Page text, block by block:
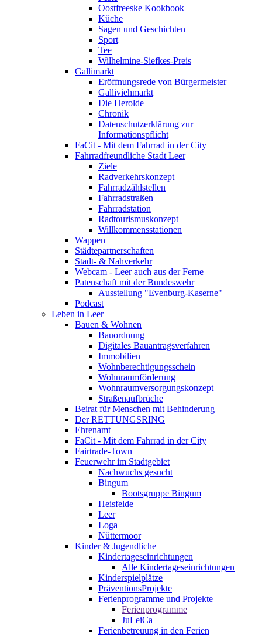
Oostfreeske Kookbook
Küche
Sagen und Geschichten
Sport
Tee
Wilhelmine-Siefkes-Preis
Gallimarkt
Eröffnungsrede von Bürgermeister
Galliviehmarkt
Die Herolde
Chronik
Datenschutzerklärung zur
Informationspflicht
FaCit - Mit dem Fahrrad in der City
Fahrradfreundliche Stadt Leer
Ziele
Radverkehrskonzept
Fahrradzählstellen
Fahrradstraßen
Fahrradstation
Radtourismuskonzept
Willkommensstationen
Wappen
Städtepartnerschaften
Stadt- & Nahverkehr
Webcam - Leer auch aus der Ferne
Patenschaft mit der Bundeswehr
Ausstellung "Evenburg-Kaserne"
Podcast
Leben in Leer
Bauen & Wohnen
Bauordnung
Digitales Bauantragsverfahren
Immobilien
Wohnberechtigungsschein
Wohnraumförderung
Wohnraumversorgungskonzept
Straßenaufbrüche
Beirat für Menschen mit Behinderung
Der RETTUNGSRING
Ehrenamt
FaCit - Mit dem Fahrrad in der City
Fairtrade-Town
Feuerwehr im Stadtgebiet
Nachwuchs gesucht
Bingum
Bootsgruppe Bingum
Heisfelde
Leer
Loga
Nüttermoor
Kinder & Jugendliche
Kindertageseinrichtungen
Alle Kindertageseinrichtungen
Kinderspielplätze
PräventionsProjekte
Ferienprogramme und Projekte
Ferienprogramme
JuLeiCa
Ferienbetreuung in den Ferien